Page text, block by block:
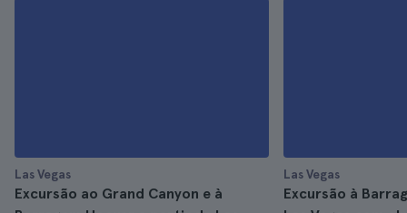
Las Vegas
Excursão ao Grand Canyon e à
Las Vegas
Excursão à